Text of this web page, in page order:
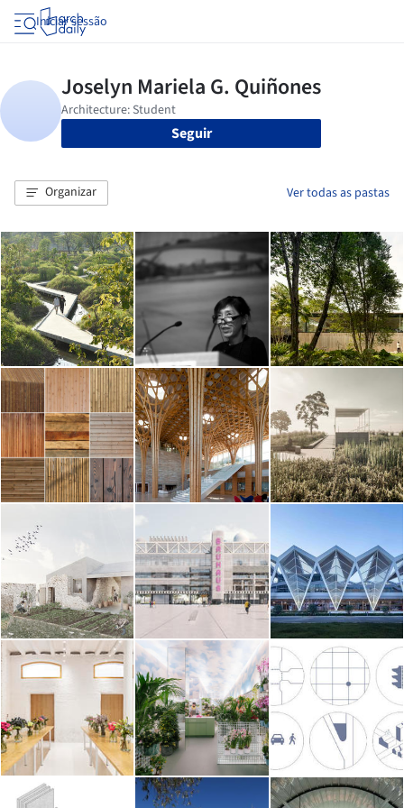
Iniciar sessão
Seguir
Organizar Ver todas as pastas